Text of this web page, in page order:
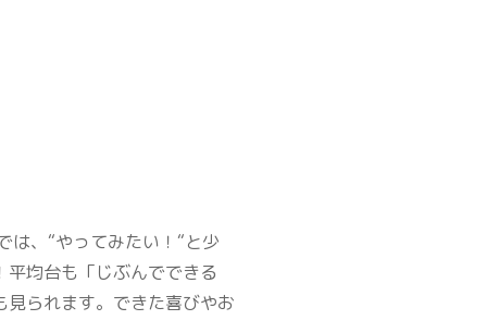
、“やってみたい！“と少
均台も「じぶんでできる
られます。できた喜びやお